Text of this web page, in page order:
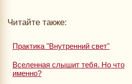
Читайте также:
Практика "Внутренний свет"
Вселенная слышит тебя. Но что
именно?